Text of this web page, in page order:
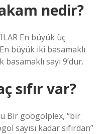
nedir?
En büyük üç
büyük iki basamaklı
sayı 9’dur.
sıfır var?
Bir googolplex, “bir
sayısı kadar sıfırdan”